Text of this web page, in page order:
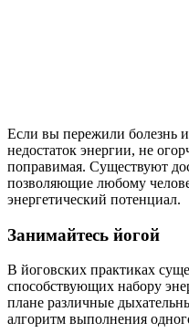
Если вы пережили болезнь
недостаток энергии, не
поправимая. Существуют
позволяющие любому
энергетический потенциал.
Занимайтесь йогой
В йоговских практиках
способствующих набору
плане различные
алгоритм выполнения